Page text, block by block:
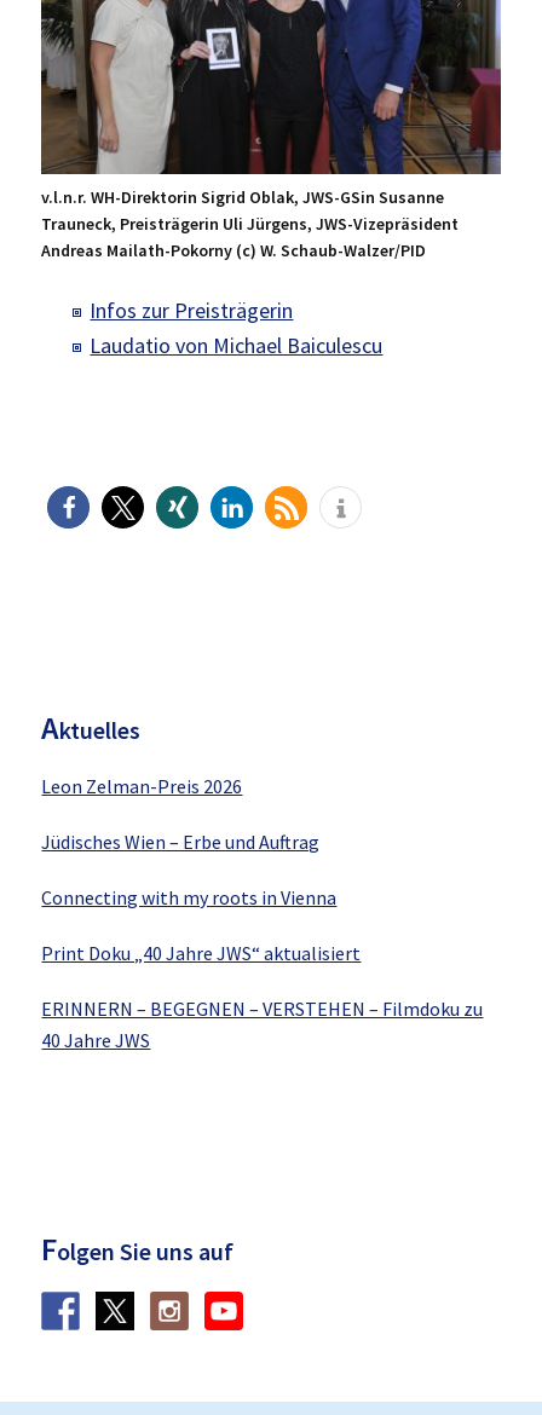
v.l.n.r. WH-Direktorin Sigrid Oblak, JWS-GSin Susanne
Trauneck, Preisträgerin Uli Jürgens, JWS-Vizepräsident
Andreas Mailath-Pokorny (c) W. Schaub-Walzer/PID
Infos zur Preisträgerin
Laudatio von Michael Baiculescu
Aktuelles
Leon Zelman-Preis 2026
Jüdisches Wien – Erbe und Auftrag
Connecting with my roots in Vienna
Print Doku „40 Jahre JWS“ aktualisiert
ERINNERN – BEGEGNEN – VERSTEHEN – Filmdoku zu
40 Jahre JWS
Folgen Sie uns auf